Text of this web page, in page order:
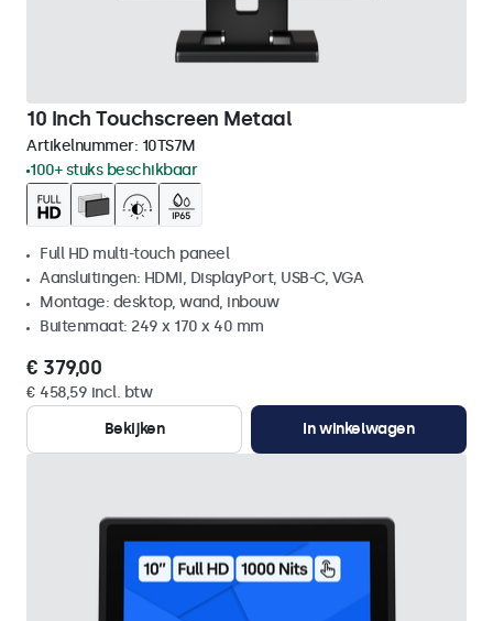
10 Inch Touchscreen Metaal
Artikelnummer: 10TS7M
100+ stuks beschikbaar
Full HD multi-touch paneel
Aansluitingen: HDMI, DisplayPort, USB-C, VGA
Montage: desktop, wand, inbouw
Buitenmaat: 249 x 170 x 40 mm
€ 379,00
€ 458,59 incl. btw
Bekijken
In winkelwagen